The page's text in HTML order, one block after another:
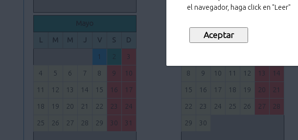
el navegador, haga click en "Leer"
L M M J V S D
1 3
4 5 6 7 8 9 10
11 12 13 14 15 16 17
18 19 20 21 22 23 24
25 26 27 28 29 30 31
L M M J V
8 9 10 11 12 13 14
15 16 17 18 19 20 21
22 23 24 25 26 27 28
29 30